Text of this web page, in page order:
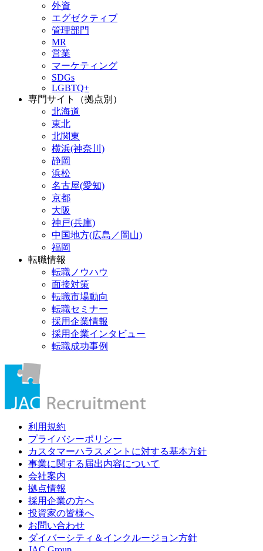
外資
エグゼクティブ
管理部門
MR
営業
マーケティング
SDGs
LGBTQ+
専門サイト（拠点別）
北海道
東北
北関東
横浜(神奈川)
静岡
浜松
名古屋(愛知)
京都
大阪
神戸(兵庫)
中国地方(広島／岡山)
福岡
転職情報
転職ノウハウ
面接対策
転職市場動向
転職セミナー
採用企業情報
採用企業インタビュー
転職成功事例
利用規約
プライバシーポリシー
カスタマーハラスメントに対する基本方針
事業に関する届出内容について
会社案内
拠点情報
採用企業の方へ
投資家の皆様へ
お問い合わせ
ダイバーシティ＆インクルージョン方針